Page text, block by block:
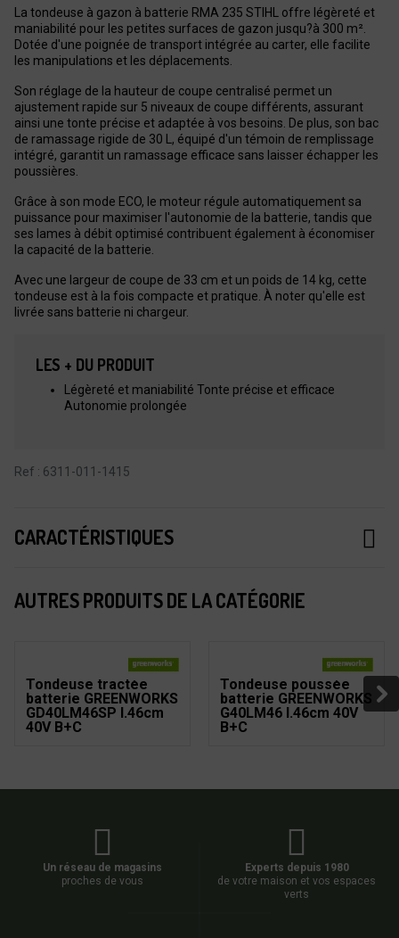
La tondeuse à gazon à batterie RMA 235 STIHL offre légèreté et
maniabilité pour les petites surfaces de gazon jusqu?à 300 m².
Dotée d'une poignée de transport intégrée au carter, elle facilite
les manipulations et les déplacements.
Son réglage de la hauteur de coupe centralisé permet un
ajustement rapide sur 5 niveaux de coupe différents, assurant
ainsi une tonte précise et adaptée à vos besoins. De plus, son bac
de ramassage rigide de 30 L, équipé d'un témoin de remplissage
intégré, garantit un ramassage efficace sans laisser échapper les
poussières.
Grâce à son mode ECO, le moteur régule automatiquement sa
puissance pour maximiser l'autonomie de la batterie, tandis que
ses lames à débit optimisé contribuent également à économiser
la capacité de la batterie.
Avec une largeur de coupe de 33 cm et un poids de 14 kg, cette
tondeuse est à la fois compacte et pratique. À noter qu'elle est
livrée sans batterie ni chargeur.
LES + DU PRODUIT
Légèreté et maniabilité Tonte précise et efficace
Autonomie prolongée
Ref : 6311-011-1415
CARACTÉRISTIQUES
AUTRES PRODUITS DE LA CATÉGORIE
Tondeuse tractée
batterie GREENWORKS
GD40LM46SP l.46cm
40V B+C
Tondeuse poussée
batterie GREENWORKS
G40LM46 l.46cm 40V
B+C
Un réseau de magasins
proches de vous
Experts depuis 1980
de votre maison et vos espaces
verts